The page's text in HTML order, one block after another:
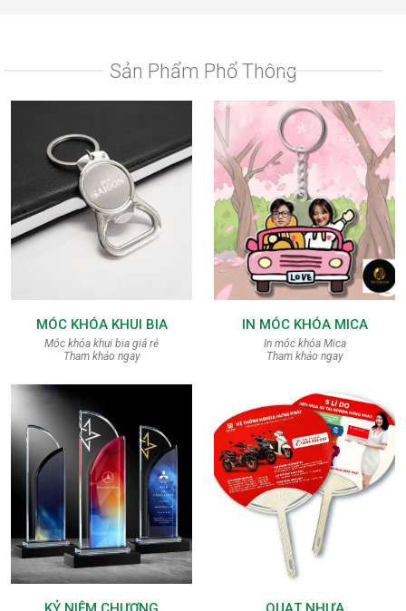
Sản Phẩm Phổ Thông
MÓC KHÓA KHUI BIA
Móc khóa khui bia giá rẻ
Tham khảo ngay
IN MÓC KHÓA MICA
In móc khóa Mica
Tham khảo ngay